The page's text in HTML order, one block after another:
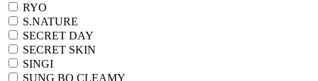
RYO
S.NATURE
SECRET DAY
SECRET SKIN
SINGI
SUNG BO CLEAMY